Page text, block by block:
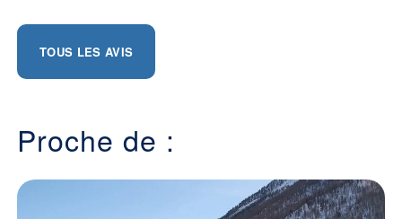
TOUS LES AVIS
Proche de :